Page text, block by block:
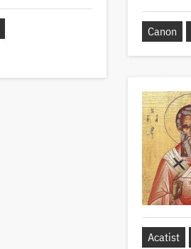
Canon
Acatist